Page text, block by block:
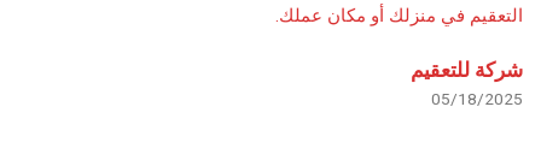
شركة للتعقيم
05/18/2025